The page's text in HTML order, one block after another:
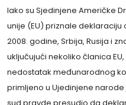
Iako su Sjedinjene Američke
unije (EU) priznale deklaraciju
2008. godine, Srbija, Rusija i
uključujući nekoliko članica
nedostatak međunarodnog
primljeno u Ujedinjene narode